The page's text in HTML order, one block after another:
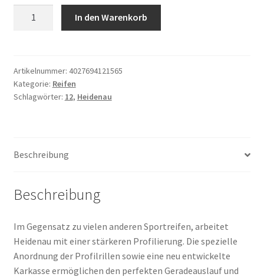
120/80
-
12
Menge
In den Warenkorb
Artikelnummer: 4027694121565
Kategorie: Reifen
Schlagwörter: 12, Heidenau
Beschreibung
Beschreibung
Im Gegensatz zu vielen anderen Sportreifen, arbeitet
Heidenau mit einer stärkeren Profilierung. Die spezielle
Anordnung der Profilrillen sowie eine neu entwickelte
Karkasse ermöglichen den perfekten Geradeauslauf und